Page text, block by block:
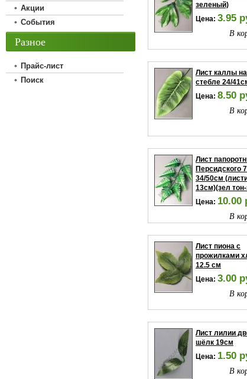
зеленый)
Цена: 3.95
В
Лист каллы на
стебле 24/
Цена: 8.50
В
Лист
Персидского
34/50см
13см)(зел
Цена: 10.00
В
Лист пиона с
прожилками
12.5 см
Цена: 3.00
В
Лист лилии
шёлк 19см
Цена: 1.50
В
Акции
События
Разное
Прайс-лист
Поиск